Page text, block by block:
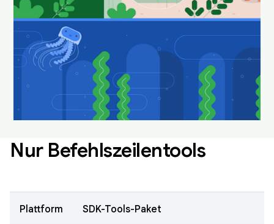
Laden Sie sie herunter und legen Sie sie als
Hintergrund fest, um Ihren Desktop immer wieder
neu und frisch aussehen zu lassen.
Nur Befehlszeilentools
Plattform SDK-Tools-Paket